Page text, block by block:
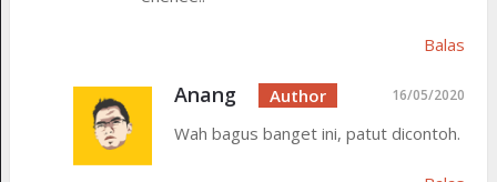
Balas
Anang 16/05/2020
Wah bagus banget ini, patut dicontoh.